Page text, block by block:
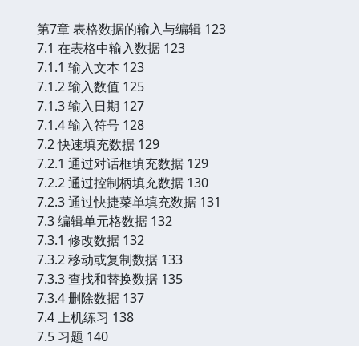
第7章 表格数据的输入与编辑 123
7.1 在表格中输入数据 123
7.1.1 输入文本 123
7.1.2 输入数值 125
7.1.3 输入日期 127
7.1.4 输入符号 128
7.2 快速填充数据 129
7.2.1 通过对话框填充数据 129
7.2.2 通过控制柄填充数据 130
7.2.3 通过快捷菜单填充数据 131
7.3 编辑单元格数据 132
7.3.1 修改数据 132
7.3.2 移动或复制数据 133
7.3.3 查找和替换数据 135
7.3.4 删除数据 137
7.4 上机练习 138
7.5 习题 140